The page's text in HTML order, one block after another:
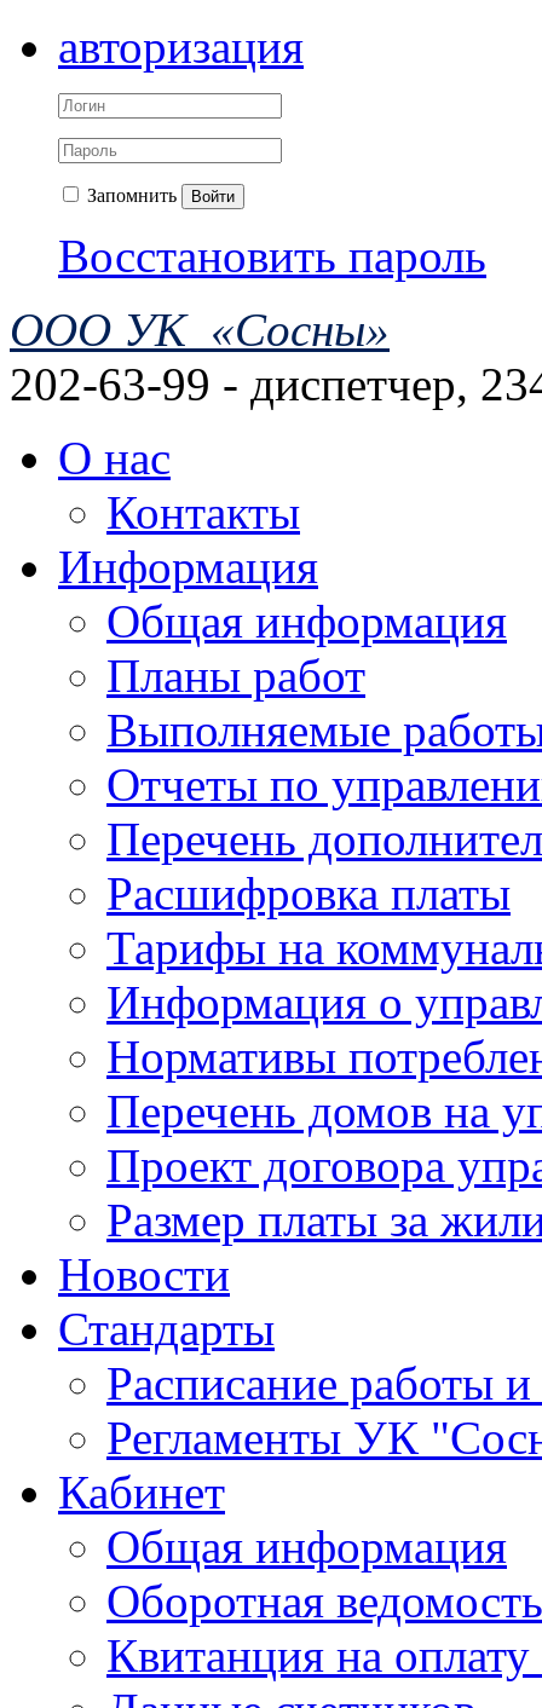
авторизация
Запомнить Войти
Восстановить пароль
ООО УК «Сосны»
202-63-99 - диспетчер,
О нас
Контакты
Информация
Общая информация
Планы работ
Выполняемые
Отчеты по
Перечень
Расшифровка платы
Тарифы на
Информация о
Нормативы
Перечень домов на
Проект договора
Размер платы за
Новости
Стандарты
Расписание работы
Регламенты УК
Кабинет
Общая информация
Оборотная ведомость
Квитанция на